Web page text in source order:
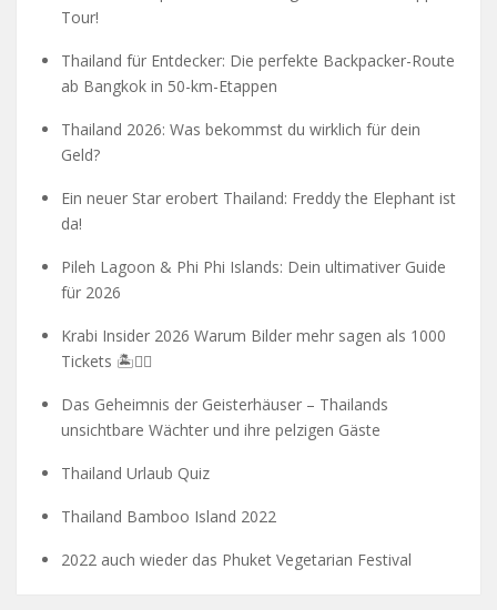
Tour!
Thailand für Entdecker: Die perfekte Backpacker-Route
ab Bangkok in 50-km-Etappen
Thailand 2026: Was bekommst du wirklich für dein
Geld?
Ein neuer Star erobert Thailand: Freddy the Elephant ist
da!
Pileh Lagoon & Phi Phi Islands: Dein ultimativer Guide
für 2026
Krabi Insider 2026 Warum Bilder mehr sagen als 1000
Tickets 🏝️🧗‍♂️
Das Geheimnis der Geisterhäuser – Thailands
unsichtbare Wächter und ihre pelzigen Gäste
Thailand Urlaub Quiz
Thailand Bamboo Island 2022
2022 auch wieder das Phuket Vegetarian Festival